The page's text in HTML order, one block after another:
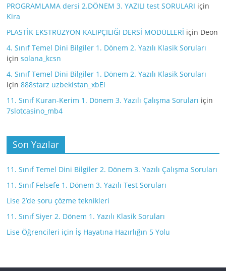
PROGRAMLAMA dersi 2.DÖNEM 3. YAZILI test SORULARI için
Kira
PLASTİK EKSTRÜZYON KALIPÇILIĞI DERSİ MODÜLLERİ için Deon
4. Sınıf Temel Dini Bilgiler 1. Dönem 2. Yazılı Klasik Soruları
içinsolana_kcsn
4. Sınıf Temel Dini Bilgiler 1. Dönem 2. Yazılı Klasik Soruları
için888starz uzbekistan_xbEl
11. Sınıf Kuran-Kerim 1. Dönem 3. Yazılı Çalışma Soruları için
7slotcasino_mb4
Son Yazılar
11. Sınıf Temel Dini Bilgiler 2. Dönem 3. Yazılı Çalışma Soruları
11. Sınıf Felsefe 1. Dönem 3. Yazılı Test Soruları
Lise 2’de soru çözme teknikleri
11. Sınıf Siyer 2. Dönem 1. Yazılı Klasik Soruları
Lise Öğrencileri için İş Hayatına Hazırlığın 5 Yolu